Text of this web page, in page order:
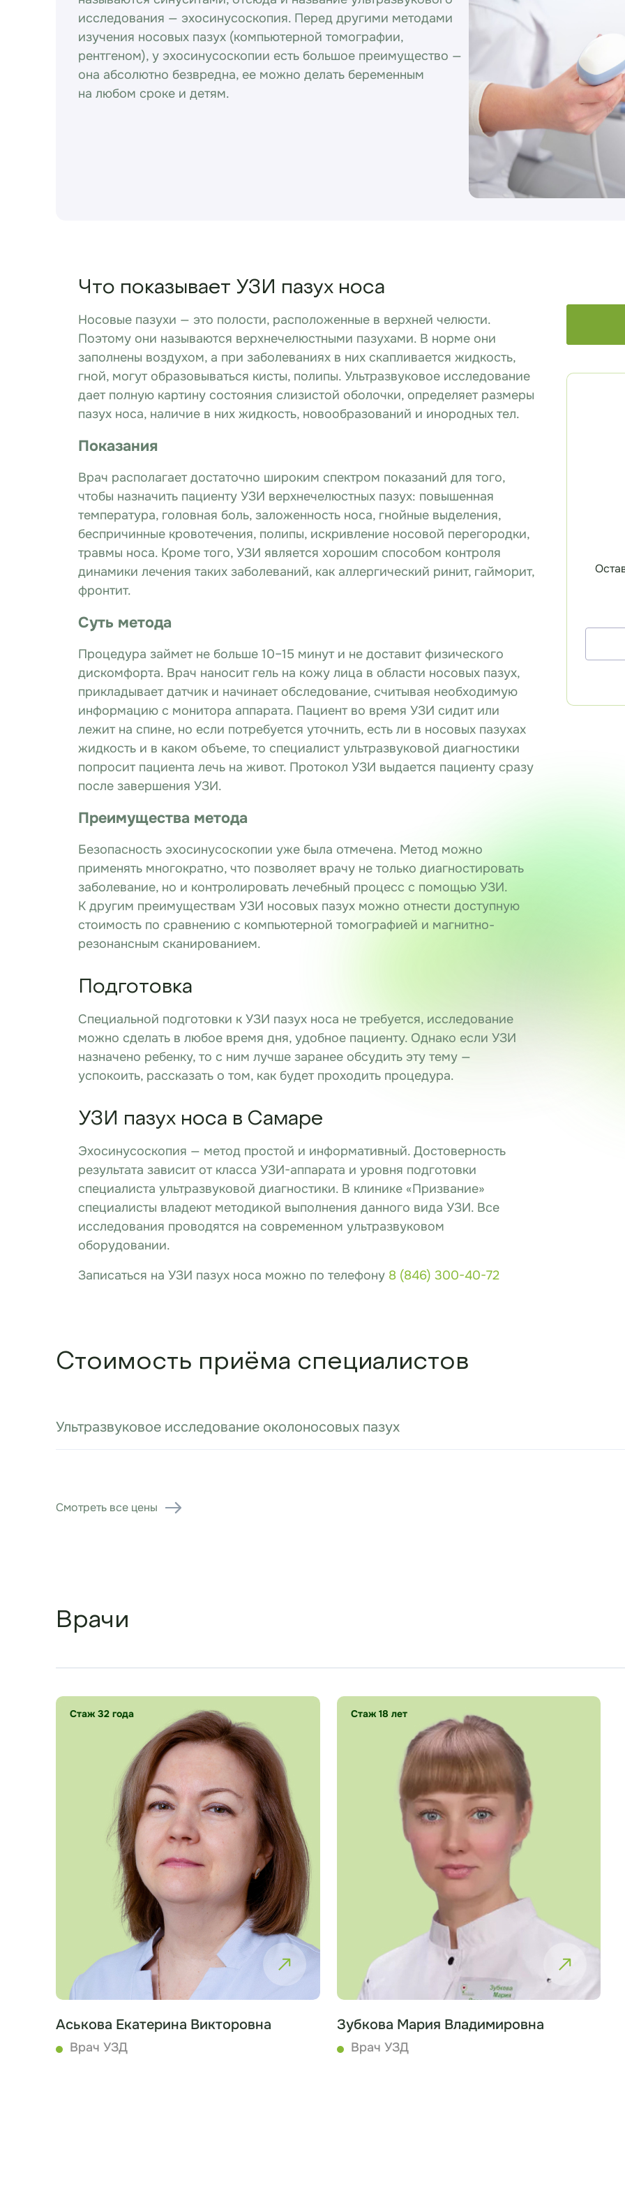
исследования — эхосинусоскопия. Перед другими методами
изучения носовых пазух (компьютерной томографии,
рентгеном), у эхосинусоскопии есть большое преимущество —
она абсолютно безвредна, ее можно делать беременным
на любом сроке и детям.
Что показывает УЗИ пазух носа
Носовые пазухи — это полости, расположенные в верхней челюсти.
Поэтому они называются верхнечелюстными пазухами. В норме они
заполнены воздухом, а при заболеваниях в них скапливается жидкость,
гной, могут образовываться кисты, полипы. Ультразвуковое исследование
дает полную картину состояния слизистой оболочки, определяет размеры
пазух носа, наличие в них жидкость, новообразований и инородных тел.
Показания
Врач располагает достаточно широким спектром показаний для того,
чтобы назначить пациенту УЗИ верхнечелюстных пазух: повышенная
температура, головная боль, заложенность носа, гнойные выделения,
беспричинные кровотечения, полипы, искривление носовой перегородки,
травмы носа. Кроме того, УЗИ является хорошим способом контроля
динамики лечения таких заболеваний, как аллергический ринит, гайморит,
фронтит.
Суть метода
Процедура займет не больше 10–15 минут и не доставит физического
дискомфорта. Врач наносит гель на кожу лица в области носовых пазух,
прикладывает датчик и начинает обследование, считывая необходимую
информацию с монитора аппарата. Пациент во время УЗИ сидит или
лежит на спине, но если потребуется уточнить, есть ли в носовых пазухах
жидкость и в каком объеме, то специалист ультразвуковой диагностики
попросит пациента лечь на живот. Протокол УЗИ выдается пациенту сразу
после завершения УЗИ.
Преимущества метода
Безопасность эхосинусоскопии уже была отмечена. Метод можно
применять многократно, что позволяет врачу не только диагностировать
заболевание, но и контролировать лечебный процесс с помощью УЗИ.
К другим преимуществам УЗИ носовых пазух можно отнести доступную
стоимость по сравнению с компьютерной томографией и магнитно-
резонансным сканированием.
Подготовка
Специальной подготовки к УЗИ пазух носа не требуется, исследование
можно сделать в любое время дня, удобное пациенту. Однако если УЗИ
назначено ребенку, то с ним лучше заранее обсудить эту тему —
успокоить, рассказать о том, как будет проходить процедура.
УЗИ пазух носа в Самаре
Эхосинусоскопия — метод простой и информативный. Достоверность
результата зависит от класса УЗИ-аппарата и уровня подготовки
специалиста ультразвуковой диагностики. В клинике «Призвание»
специалисты владеют методикой выполнения данного вида УЗИ. Все
исследования проводятся на современном ультразвуковом
оборудовании.
Записаться на УЗИ пазух носа можно по телефону 8 (846) 300-40-72
Стоимость приёма специалистов
Ультразвуковое исследование околоносовых пазух
Смотреть все цены
Врачи
Стаж 32 года
Аськова Екатерина Викторовна
Врач УЗД
Стаж 18 лет
Зубкова Мария Владимировна
Врач УЗД